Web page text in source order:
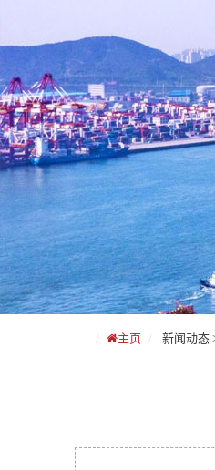
主页 新闻动态